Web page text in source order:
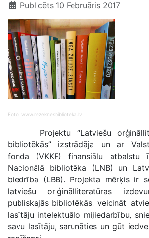
Publicēts 10 Februāris 2017
Foto: www.rezeknesbiblioteka.lv
Projektu “Latviešu
bibliotēkās” izstrādāja un ar
fonda (VKKF) finansiālu atbalstu
Nacionālā bibliotēka (LNB) un
biedrība (LBB). Projekta mērķis ir
latviešu oriģinālliteratūras
publiskajās bibliotēkās, veicināt
lasītāju intelektuālo mijiedarbību,
savu lasītāju, sarunāties un gūt